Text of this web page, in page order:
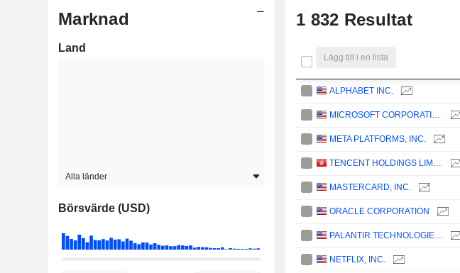
Marknad
Land
Alla länder
Börsvärde (USD)
1 832 Resultat
Lägg till i en lista
ALPHABET INC.
MICROSOFT CORPORATION
META PLATFORMS, INC.
TENCENT HOLDINGS LIMITED
MASTERCARD, INC.
ORACLE CORPORATION
PALANTIR TECHNOLOGIES INC.
NETFLIX, INC.